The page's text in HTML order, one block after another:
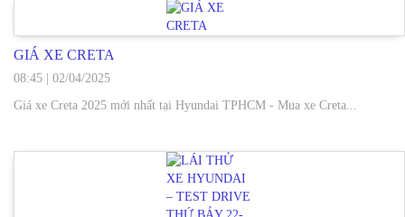
GIÁ XE CRETA
08:45
02/04/2025
Giá xe Creta 2025 mới nhất tại Hyundai TPHCM - Mua xe Creta...